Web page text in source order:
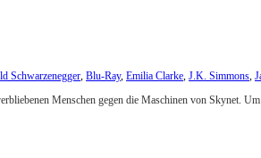
Schwarzenegger, Blu-Ray, Emilia Clarke, J.K. Simmons,
Menschen gegen die Maschinen von Skynet.